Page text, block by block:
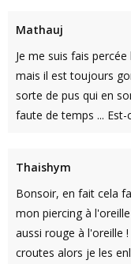
Mathauj
Je me suis fais
mais il est toujours
sorte de pus qui en
faute de temps ... Est-
Thaishym
Bonsoir, en fait cela
mon piercing à
aussi rouge à l'oreille
croutes alors je les